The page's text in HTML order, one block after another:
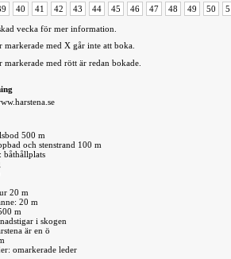
40 41 42 43 44 45 46 47 48 49 50
vecka för mer information.
markerade med X går inte att boka.
markerade med rött är redan bokade.
500 m
och stenstrand 100 m
båthållplats
20 m
20 m
m
i skogen
är en ö
omarkerade leder